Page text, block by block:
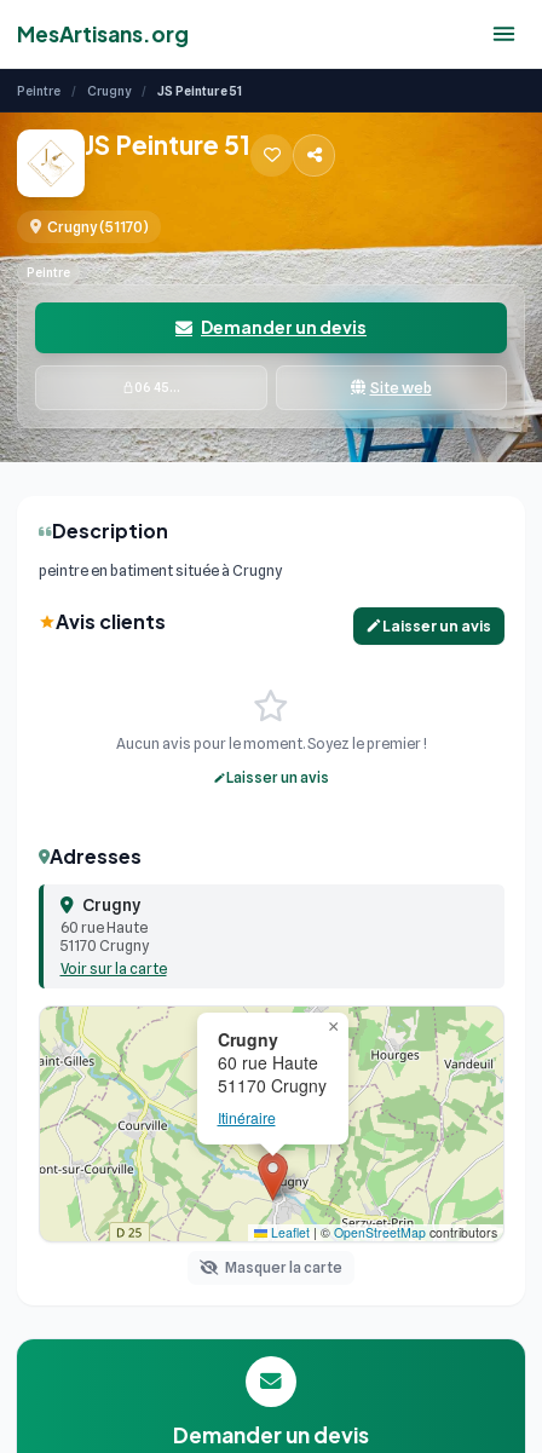
MesArtisans.org
Peintre / Crugny / JS Peinture 51
JS Peinture 51
Crugny (51170)
Peintre
Demander un devis
06 45... Site web
Description
peintre en batiment située à Crugny
Avis clients Laisser un avis
Aucun avis pour le moment. Soyez le premier !
Laisser un avis
Adresses
Crugny
60 rue Haute
51170 Crugny
Voir sur la carte
Crugny
60 rue Haute
51170 Crugny
Itinéraire
×
Leaflet | © OpenStreetMapcontributors
Masquer la carte
Demander un devis